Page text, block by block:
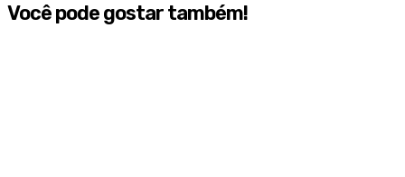
Você pode gostar também!